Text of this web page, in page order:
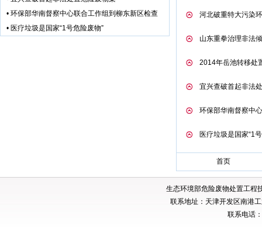
• 环保部华南督察中心联合工作组到柳东新区检查
• 医疗垃圾是国家“1号危险废物”
河北破重特大污染
山东重拳治理非法
2014年岳池转移处
宜兴查破首起非法
环保部华南督察中
医疗垃圾是国家“1
首页
生态环境部危险废物处置工
联系地址：天津开发区南港
联系电话